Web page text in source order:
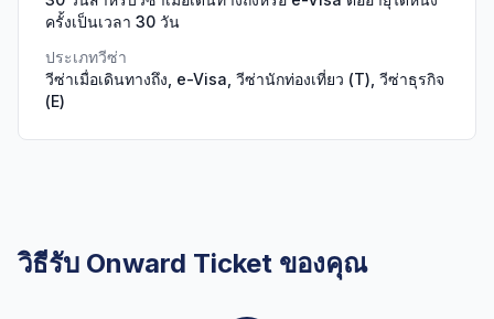
ครั้งเป็นเวลา 30 วัน
ประเภทวีซ่า
วีซ่าเมื่อเดินทางถึง, e-Visa, วีซ่านักท่องเที่ยว (T), วีซ่าธุรกิจ
(E)
วิธีรับ Onward Ticket ของคุณ